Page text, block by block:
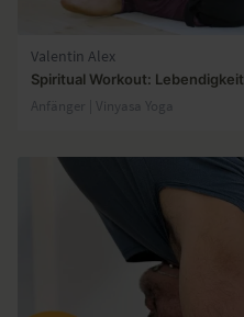
Valentin Alex
Spiritual Workout: Lebendigkeit
Anfänger | Vinyasa Yoga